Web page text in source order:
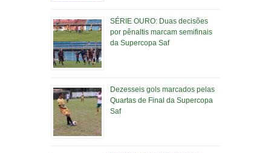
SÉRIE OURO: Duas decisões
por pênaltis marcam semifinais
da Supercopa Saf
Dezesseis gols marcados pelas
Quartas de Final da Supercopa
Saf